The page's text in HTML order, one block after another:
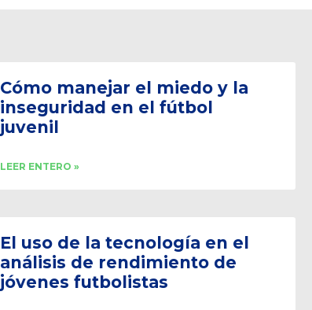
Cómo manejar el miedo y la
inseguridad en el fútbol
juvenil
LEER ENTERO »
El uso de la tecnología en el
análisis de rendimiento de
jóvenes futbolistas